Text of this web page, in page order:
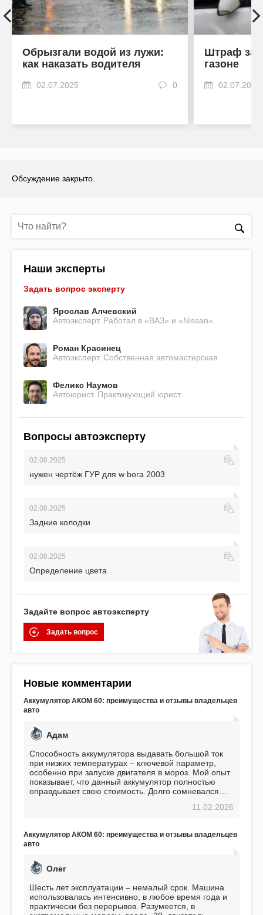
Обрызгали водой из лужи:
как наказать водителя
02.07.2025 0
Штраф за
газоне
02.07.2025
Обсуждение закрыто.
Наши эксперты
Задать вопрос эксперту
Ярослав Алчевский
Автоэксперт. Работал в «ВАЗ» и «Nissan».
Роман Красинец
Автоэксперт. Собственная автомастерская.
Феликс Наумов
Автоюрист. Практикующий юрист.
Вопросы автоэксперту
02.08.2025
нужен чертёж ГУР для w bora 2003
02.08.2025
Задние колодки
02.08.2025
Определение цвета
Задайте вопрос автоэксперту
Задать вопрос
Новые комментарии
Аккумулятор АКОМ 60: преимущества и отзывы владельцев
авто
Адам
Способность аккумулятора выдавать большой ток
при низких температурах – ключевой параметр,
особенно при запуске двигателя в мороз. Мой опыт
показывает, что данный аккумулятор полностью
оправдывает свою стоимость. Долго сомневался
пожалел. Считаю, что это отличное вложение,11.02.2026
Аккумулятор АКОМ 60: преимущества и отзывы владельцев
авто
Олег
Шесть лет эксплуатации – немалый срок. Машина
использовалась интенсивно, в любое время года и
практически без перерывов. Разумеется, в